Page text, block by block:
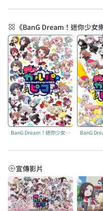
《BanG Dream！迷你少
BanG Dream！迷你少女樂團派對★PICO
宣傳影片